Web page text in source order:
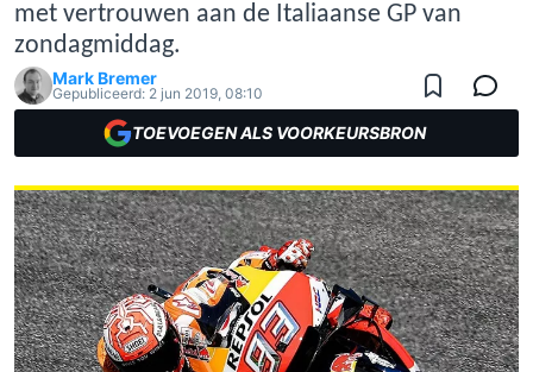
met vertrouwen aan de Italiaanse GP van
zondagmiddag.
Mark Bremer
Gepubliceerd: 2 jun 2019, 08:10
TOEVOEGEN ALS VOORKEURSBRON